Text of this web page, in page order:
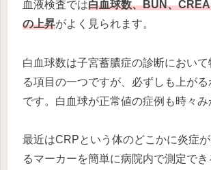
血液検査では白血球数、BUN、
の上昇がよく見られます。
白血球数は子宮蓄膿症の診断におい
る項目の一つですが、必ずしも上が
です。白血球が正常値の症例も時々み
最近はCRPという体のどこかに炎症
るマーカーを簡単に病院内で測定でき